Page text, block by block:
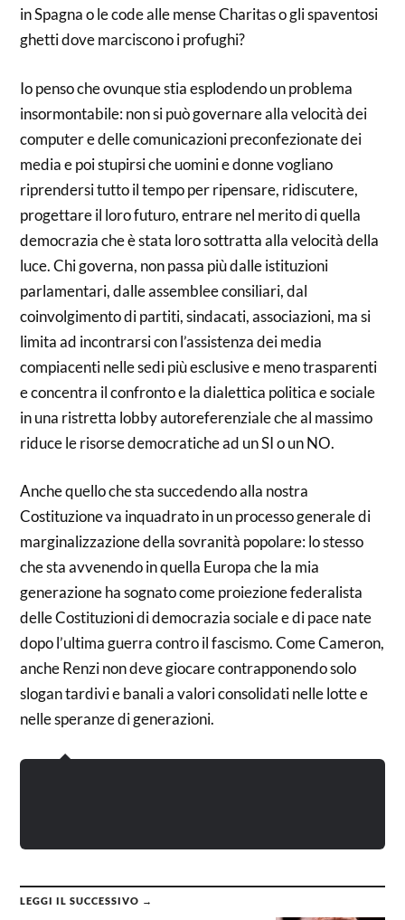
in Spagna o le code alle mense Charitas o gli spaventosi
ghetti dove marciscono i profughi?
Io penso che ovunque stia esplodendo un problema
insormontabile: non si può governare alla velocità dei
computer e delle comunicazioni preconfezionate dei
media e poi stupirsi che uomini e donne vogliano
riprendersi tutto il tempo per ripensare, ridiscutere,
progettare il loro futuro, entrare nel merito di quella
democrazia che è stata loro sottratta alla velocità della
luce. Chi governa, non passa più dalle istituzioni
parlamentari, dalle assemblee consiliari, dal
coinvolgimento di partiti, sindacati, associazioni, ma si
limita ad incontrarsi con l’assistenza dei media
compiacenti nelle sedi più esclusive e meno trasparenti
e concentra il confronto e la dialettica politica e sociale
in una ristretta lobby autoreferenziale che al massimo
riduce le risorse democratiche ad un SI o un NO.
Anche quello che sta succedendo alla nostra
Costituzione va inquadrato in un processo generale di
marginalizzazione della sovranità popolare: lo stesso
che sta avvenendo in quella Europa che la mia
generazione ha sognato come proiezione federalista
delle Costituzioni di democrazia sociale e di pace nate
dopo l’ultima guerra contro il fascismo. Come Cameron,
anche Renzi non deve giocare contrapponendo solo
slogan tardivi e banali a valori consolidati nelle lotte e
nelle speranze di generazioni.
LEGGI IL SUCCESSIVO →